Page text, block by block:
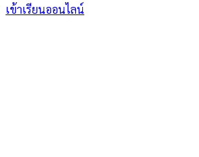
เข้าเรียนออนไลน์